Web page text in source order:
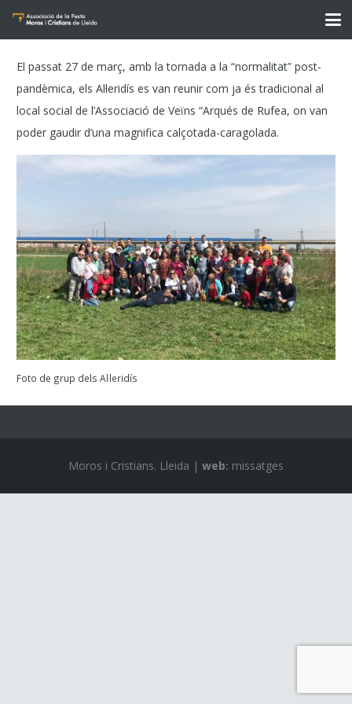
El passat 27 de març, amb la tornada a la “normalitat” post-
pandèmica, els Al·leridís es van reunir com ja és tradicional al
local social de l’Associació de Veïns “Arqués de Rufea, on van
poder gaudir d’una magnifica calçotada-caragolada.
Foto de grup dels Al·leridís
Moros i Cristians. Lleida | web: missatges